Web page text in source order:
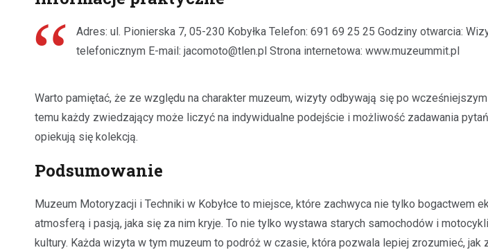
Adres: ul. Pionierska 7, 05-230 Kobyłka Telefon: 691 69 25 25 Godziny otwarcia:
telefonicznym E-mail: jacomoto@tlen.pl Strona internetowa: www.muzeummit.pl
Warto pamiętać, że ze względu na charakter muzeum, wizyty odbywają się po
temu każdy zwiedzający może liczyć na indywidualne podejście i możliwość zadawania
opiekują się kolekcją.
Podsumowanie
Muzeum Motoryzacji i Techniki w Kobyłce to miejsce, które zachwyca nie tylko bogactwem
atmosferą i pasją, jaka się za nim kryje. To nie tylko wystawa starych samochodów i
kultury. Każda wizyta w tym muzeum to podróż w czasie, która pozwala lepiej zrozumieć, jak